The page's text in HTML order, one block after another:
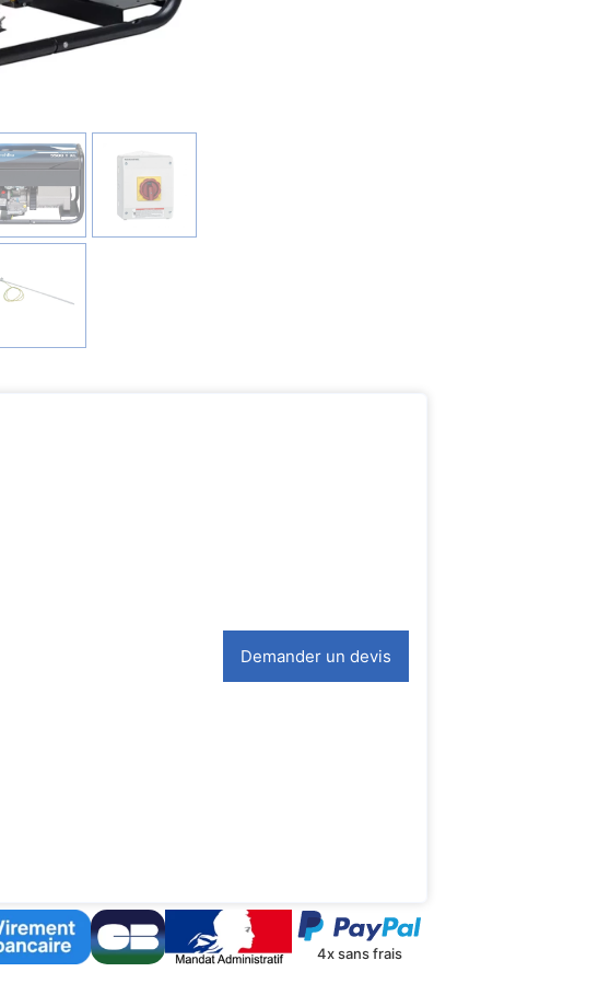
Demander un devis
4x sans frais